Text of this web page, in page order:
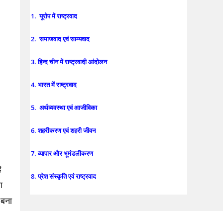
1. यूरोप में राष्ट्रवाद
2. समाजवाद एवं साम्यवाद
3. हिन्द चीन में राष्ट्रवादी आंदोलन
4. भारत में राष्ट्रवाद
5. अर्थव्यवस्था एवं आजीविका
6. शहरीकरण एवं शहरी जीवन
7. व्यापार और भूमंडलीकरण
8. प्रेश संस्कृति एवं राष्ट्रवाद